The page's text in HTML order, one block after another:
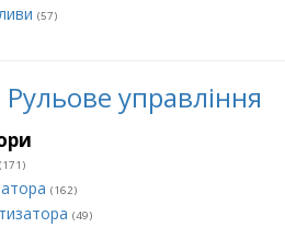
(57)
Рульове управління
(171)
(162)
(49)